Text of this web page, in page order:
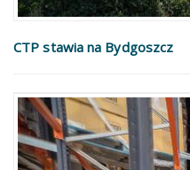
CTP stawia na Bydgoszcz